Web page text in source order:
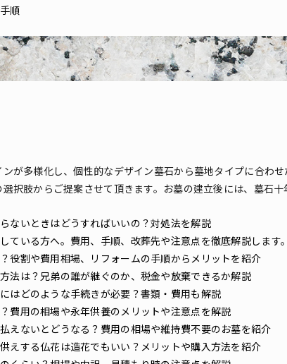
順
が多様化し、個性的なデザイン墓石から墓地タイプに合わせ
択肢からご提案させて頂きます。お墓の建立後には、墓石十
ないときはどうすればいいの？対処法を解説
ている方へ。費用、手順、改葬先や注意点を徹底解説します。
役割や費用相場、リフォームの手順からメリットを紹介
法は？兄弟の誰が継ぐのか、税金や放棄できるか解説
はどのような手続きが必要？書類・費用も解説
費用の相場や永年供養のメリットや注意点を解説
えないとどうなる？費用の相場や維持費不要のお墓を紹介
えする仏花は造花でもいい？メリットや購入方法を紹介